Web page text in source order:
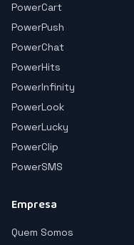
PowerCart
PowerPush
PowerChat
PowerHits
PowerInfinity
PowerLook
PowerLucky
PowerClip
PowerSMS
Empresa
Quem Somos